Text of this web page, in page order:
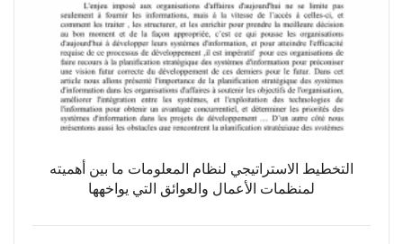
التخطيط الاستراتيجي لنظام المعلومات ما بين أهميته
لمنظمات الأعمال والعوائق التي يواخهها